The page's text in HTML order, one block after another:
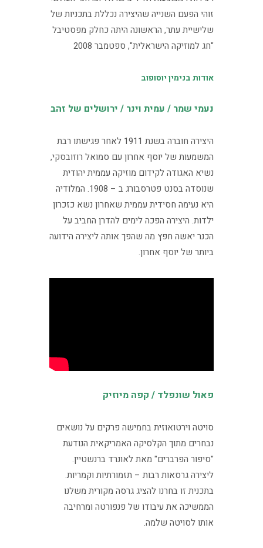
זוהי הפעם השנייה שהיצירה נכללת בתכניות של
שלישיית עתר, הראשונה היתה כחלק מפסטיבל
"חג למוזיקה הישראלית", ספטמבר 2008
אודות בנימין יוסופוב
נעמי שמר / עמית וינר / ירושלים של זהב
היצירה חוברה בשנת 1911 לאחר פגישתו רבת
המשמעות של יוסף אחרון עם סמואל רוזובסקי,
נשיא האגודה לקידום מוזיקה עממית יהודית
שנוסדה בסנט פטרסבורג ב – 1908. המלודיה
היא נעימה חסידית עממית שאחרון נשא כזכרון
ילדות. היצירה הפכה לימים להדרן החביב על
הכנר יאשה חפץ מה שהפך אותה ליצירה הידועה
ביותר של יוסף אחרון.
פאול שונפלד / קפה מיוזיק
סויטה וירטואוזית בחמישה פרקים על נושאים
נבחרים מתוך הקלסיקה האמריקאית הנודעת
"סיפור הפרברים" מאת לאונרד ברנשטיין.
ליצירה גרסאות רבות – תזמורתיות וקמריות.
בתכנית זו בחרנו להציג גרסה מקורית משלנו
הממשיכה את עיבודו של פנפורטה ומרחיבה
אותו לסויטה שלמה.